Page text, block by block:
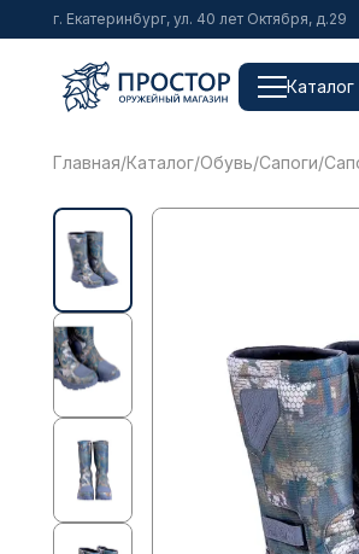
г. Екатеринбург, ул. 40 лет Октября, д.29
Каталог
Главная/Каталог/Обувь/Сапоги/